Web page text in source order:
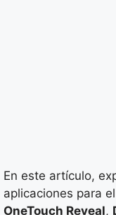
En este artículo,
aplicaciones para
OneTouch Reveal,